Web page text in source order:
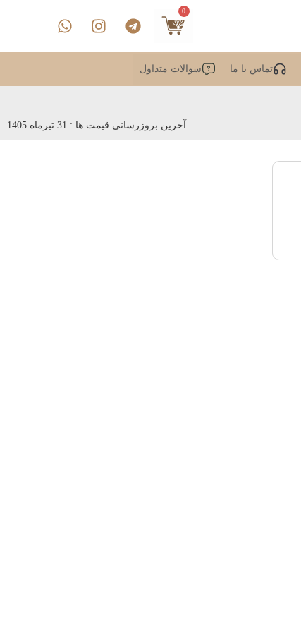
0
تماس با ما سوالات متداول
آخرین بروزرسانی قیمت ها : 31 تیرماه 1405